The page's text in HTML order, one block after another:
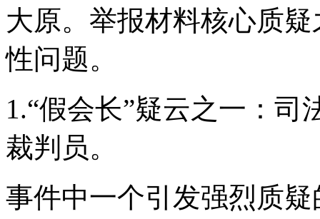
大原。举报材料核心质
性问题。
1.“假会长”疑云之一：司
裁判员。
事件中一个引发强烈质